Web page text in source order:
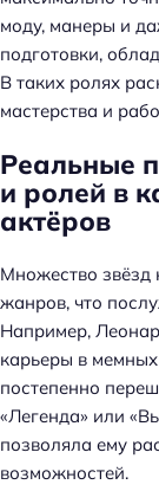
моду, манеры и
подготовки,
В таких ролях
мастерства и
Реальные
и ролей в
актёров
Множество звёзд
жанров, что
Например,
карьеры в
постепенно
«Легенда» или
позволяла ему
возможностей.
й